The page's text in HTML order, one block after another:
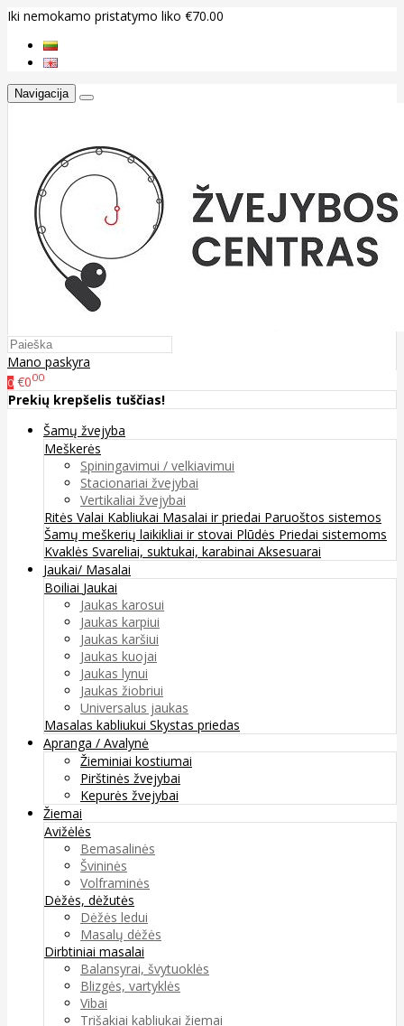
Iki nemokamo pristatymo liko €70.00
Navigacija
Mano paskyra
0 €000
Prekių krepšelis tuščias!
Šamų žvejyba
Meškerės
Spiningavimui / velkiavimui
Stacionariai žvejybai
Vertikaliai žvejybai
Ritės Valai Kabliukai Masalai ir priedai Paruoštos sistemos
Šamų meškerių laikikliai ir stovai Plūdės Priedai sistemoms
Kvaklės Svareliai, suktukai, karabinai Aksesuarai
Jaukai/ Masalai
Boiliai Jaukai
Jaukas karosui
Jaukas karpiui
Jaukas karšiui
Jaukas kuojai
Jaukas lynui
Jaukas žiobriui
Universalus jaukas
Masalas kabliukui Skystas priedas
Apranga / Avalynė
Žieminiai kostiumai
Pirštinės žvejybai
Kepurės žvejybai
Žiemai
Avižėlės
Bemasalinės
Švininės
Volframinės
Dėžės, dėžutės
Dėžės ledui
Masalų dėžės
Dirbtiniai masalai
Balansyrai, švytuoklės
Blizgės, vartyklės
Vibai
Trišakiai kabliukai žiemai